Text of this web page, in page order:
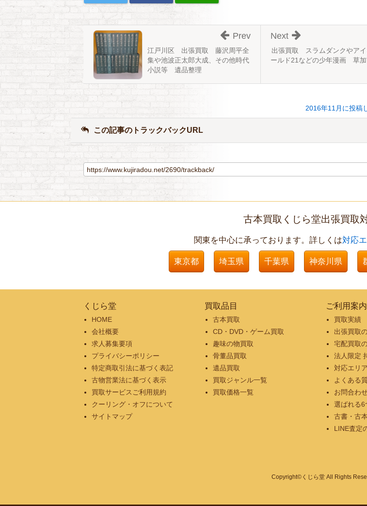
出張買取 スラムダンクやアイ
ールド21などの少年漫画 草
Next
江戸川区 出張買取 藤沢周平全
集や池波正太郎大成、その他時代
小説等 遺品整理
Prev
2016年11月に投稿
この記事のトラックバックURL
古本買取くじら堂出張買取
関東を中心に承っております。詳しくは対応
東京都 埼玉県 千葉県 神奈川県
くじら堂
HOME
会社概要
求人募集要項
プライバシーポリシー
特定商取引法に基づく表記
古物営業法に基づく表示
買取サービスご利用規約
クーリング・オフについて
サイトマップ
買取品目
古本買取
CD・DVD・ゲーム買取
趣味の物買取
骨董品買取
遺品買取
買取ジャンル一覧
買取価格一覧
ご利用案内
買取実績
出張買取
宅配買取
法人限定
対応エリア
よくある
お問合わ
選ばれる6
古書・古
LINE査定
Copyright©くじら堂 All Rights